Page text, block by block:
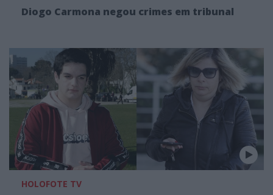
Diogo Carmona negou crimes em tribunal
HOLOFOTE TV